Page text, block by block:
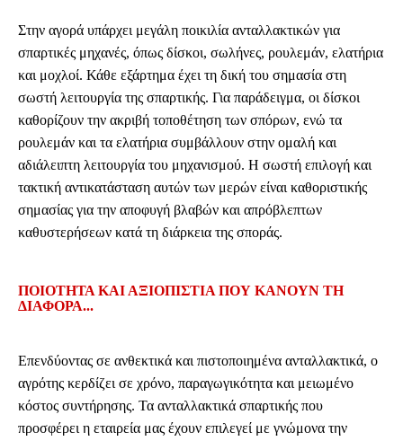
Στην αγορά υπάρχει μεγάλη ποικιλία ανταλλακτικών για
σπαρτικές μηχανές, όπως δίσκοι, σωλήνες, ρουλεμάν, ελατήρια
και μοχλοί. Κάθε εξάρτημα έχει τη δική του σημασία στη
σωστή λειτουργία της σπαρτικής. Για παράδειγμα, οι δίσκοι
καθορίζουν την ακριβή τοποθέτηση των σπόρων, ενώ τα
ρουλεμάν και τα ελατήρια συμβάλλουν στην ομαλή και
αδιάλειπτη λειτουργία του μηχανισμού. Η σωστή επιλογή και
τακτική αντικατάσταση αυτών των μερών είναι καθοριστικής
σημασίας για την αποφυγή βλαβών και απρόβλεπτων
καθυστερήσεων κατά τη διάρκεια της σποράς.
ΠΟΙΌΤΗΤΑ ΚΑΙ ΑΞΙΟΠΙΣΤΊΑ ΠΟΥ ΚΆΝΟΥΝ ΤΗ
ΔΙΑΦΟΡΆ...
Επενδύοντας σε ανθεκτικά και πιστοποιημένα ανταλλακτικά, ο
αγρότης κερδίζει σε χρόνο, παραγωγικότητα και μειωμένο
κόστος συντήρησης. Τα ανταλλακτικά σπαρτικής που
προσφέρει η εταιρεία μας έχουν επιλεγεί με γνώμονα την